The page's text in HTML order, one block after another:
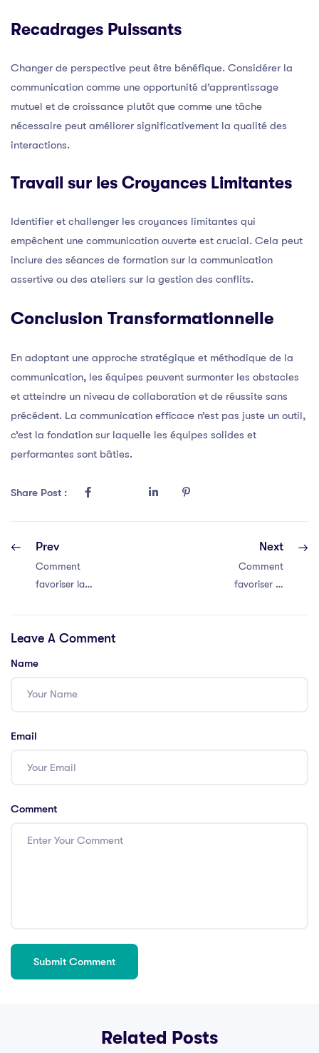
Recadrages Puissants
Changer de perspective peut être bénéfique. Considérer la
communication comme une opportunité d’apprentissage
mutuel et de croissance plutôt que comme une tâche
nécessaire peut améliorer significativement la qualité des
interactions.
Travail sur les Croyances Limitantes
Identifier et challenger les croyances limitantes qui
empêchent une communication ouverte est crucial. Cela peut
inclure des séances de formation sur la communication
assertive ou des ateliers sur la gestion des conflits.
Conclusion Transformationnelle
En adoptant une approche stratégique et méthodique de la
communication, les équipes peuvent surmonter les obstacles
et atteindre un niveau de collaboration et de réussite sans
précédent. La communication efficace n’est pas juste un outil,
c’est la fondation sur laquelle les équipes solides et
performantes sont bâties.
Share Post :
Prev
Comment
favoriser la
de votre équipe
Next
Comment
favoriser la
Leave A Comment
Name
Email
Comment
Related Posts